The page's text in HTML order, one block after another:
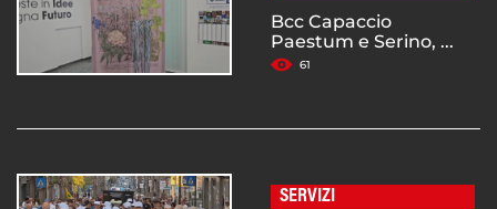
Bcc Capaccio
Paestum e Serino, ...
61
SERVIZI